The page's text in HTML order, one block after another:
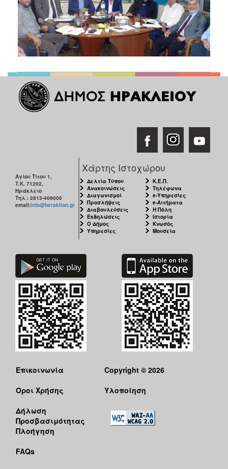
Αγίου Τίτου 1,
Τ.Κ. 71202,
Ηράκλειο
Τηλ.: 2813-409000
email:info@heraklion.gr
Χάρτης Ιστοχώρου
Δελτία Τύπου
Ανακοινώσεις
Διαγωνισμοί
Προσλήψεις
Διαβουλεύσεις
Εκδηλώσεις
Ο Δήμος
Υπηρεσίες
Κ.Ε.Π.
Τηλέφωνα
e-Υπηρεσίες
e-Αιτήματα
Η Πόλη
Ιστορία
Κνωσός
Μουσεία
Επικοινωνία
Όροι Χρήσης
Δήλωση
Προσβασιμότητας
Πλοήγηση
FAQs
Copyright © 2026
Υλοποίηση